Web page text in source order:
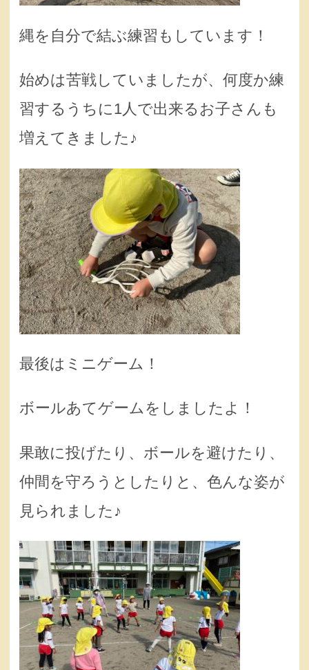
縄を自分で結ぶ練習もしています！
始めは苦戦していましたが、何度か練
習するうちに1人で出来るお子さんも
増えてきました♪
最後はミニゲーム！
ボールあてゲームをしましたよ！
果敢に投げたり、ボールを避けたり、
仲間を守ろうとしたりと、色んな姿が
見られました♪